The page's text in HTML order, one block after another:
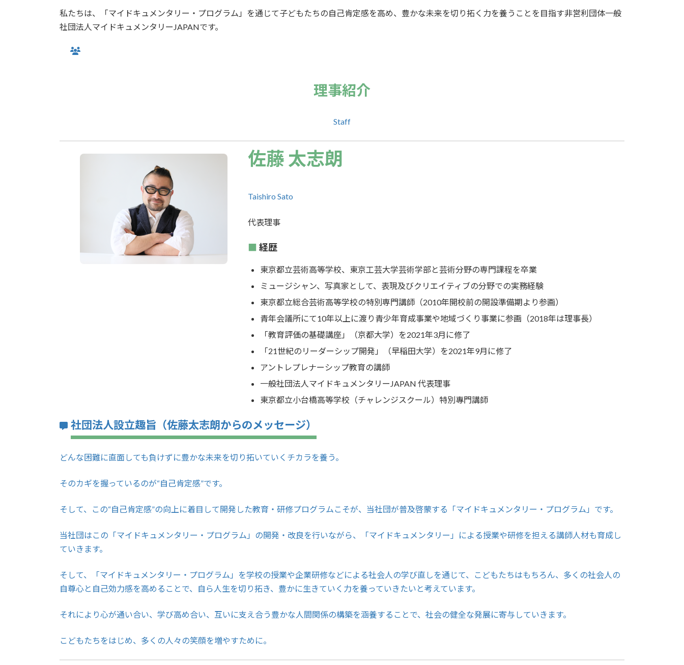
私たちは、「マイドキュメンタリー・プログラム」を通じて子どもたちの自己肯定感を高め、豊かな未来を切り拓く力を養うことを目指す非営利団体一般
社団法人マイドキュメンタリーJAPANです。
理事紹介
Staff
佐藤 太志朗
Taishiro Sato
代表理事
経歴
東京都立芸術高等学校、東京工芸大学芸術学部と芸術分野の専門課程を卒業
ミュージシャン、写真家として、表現及びクリエイティブの分野での実務経験
東京都立総合芸術高等学校の特別専門講師（2010年開校前の開設準備期より参画）
青年会議所にて10年以上に渡り青少年育成事業や地域づくり事業に参画（2018年は理事長）
「教育評価の基礎講座」（京都大学）を2021年3月に修了
「21世紀のリーダーシップ開発」（早稲田大学）を2021年9月に修了
アントレプレナーシップ教育の講師
一般社団法人マイドキュメンタリーJAPAN 代表理事
東京都立小台橋高等学校（チャレンジスクール）特別專門講師
社団法人設立趣旨（佐藤太志朗からのメッセージ）
どんな困難に直面しても負けずに豊かな未来を切り拓いていくチカラを養う。
そのカギを握っているのが“自己肯定感”です。
そして、この“自己肯定感”の向上に着目して開発した教育・研修プログラムこそが、当社団が普及啓蒙する「マイドキュメンタリー・プログラム」です。
当社団はこの「マイドキュメンタリー・プログラム」の開発・改良を行いながら、「マイドキュメンタリー」による授業や研修を担える講師人材も育成し
ていきます。
そして、「マイドキュメンタリー・プログラム」を学校の授業や企業研修などによる社会人の学び直しを通じて、こどもたちはもちろん、多くの社会人の
自尊心と自己効力感を高めることで、自ら人生を切り拓き、豊かに生きていく力を養っていきたいと考えています。
それにより心が通い合い、学び高め合い、互いに支え合う豊かな人間関係の構築を涵養することで、社会の健全な発展に寄与していきます。
こどもたちをはじめ、多くの人々の笑顔を増やすために。